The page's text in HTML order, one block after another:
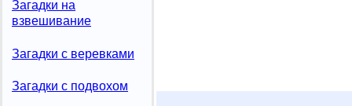
Загадки на
взвешивание
Загадки с веревками
Загадки с подвохом